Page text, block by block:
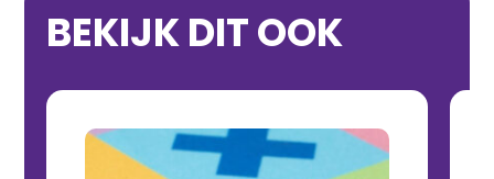
BEKIJK DIT OOK